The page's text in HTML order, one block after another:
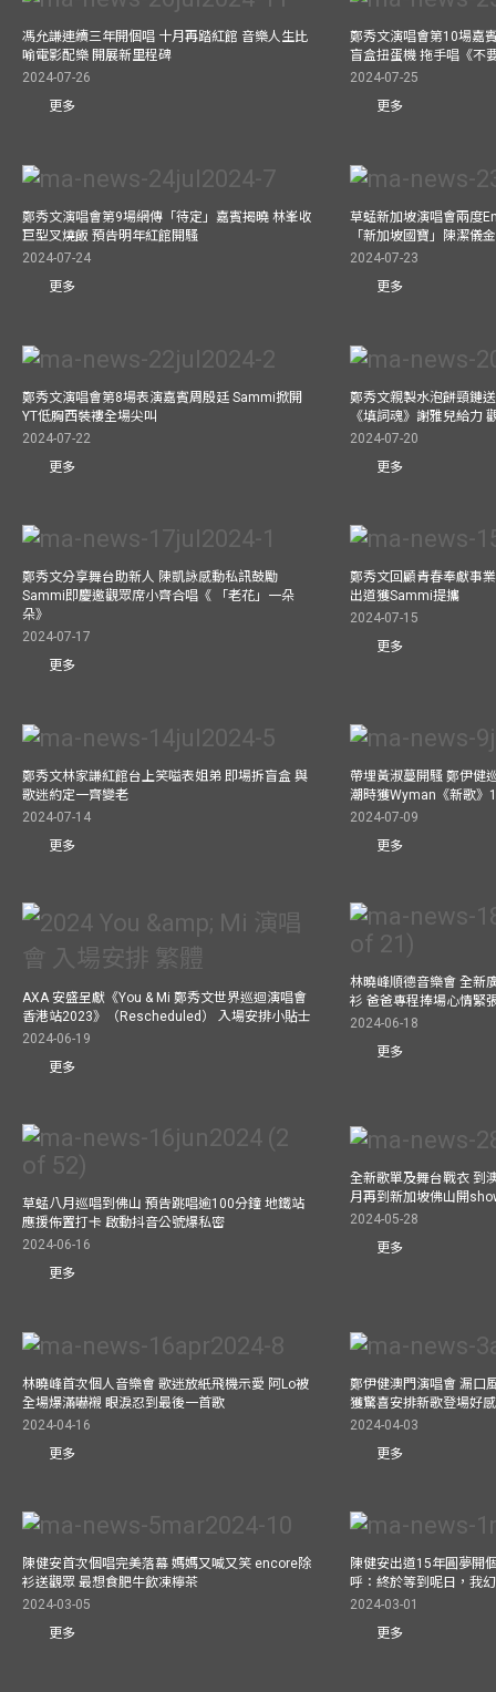
馮允謙連續三年開個唱 十月再踏紅館 音樂人生比
喻電影配樂 開展新里程碑
2024-07-26
更多
鄭秀文演唱會第10場嘉
盲盒扭蛋機 拖手唱《不
2024-07-25
更多
鄭秀文演唱會第9場網傳「待定」嘉賓揭曉 林峯收
巨型叉燒飯 預告明年紅館開騷
2024-07-24
更多
草蜢新加坡演唱會兩度
「新加坡國寶」陳潔儀
2024-07-23
更多
鄭秀文演唱會第8場表演嘉賓周殷廷 Sammi掀開
YT低胸西裝褸全場尖叫
2024-07-22
更多
鄭秀文親製水泡餅頸鏈
《填詞魂》謝雅兒給力
2024-07-20
更多
鄭秀文分享舞台助新人 陳凱詠感動私訊鼓勵
Sammi即慶邀觀眾席小齊合唱《 「老花」一朵
朵》
2024-07-17
更多
鄭秀文回顧青春奉獻事
出道獲Sammi提攜
2024-07-15
更多
鄭秀文林家謙紅館台上笑嗌表姐弟 即場拆盲盒 與
歌迷約定一齊變老
2024-07-14
更多
帶埋黃淑蔓開騷 鄭伊健
潮時獲Wyman《新歌》
2024-07-09
更多
AXA 安盛呈獻《You & Mi 鄭秀文世界巡迴演唱會
香港站2023》（Rescheduled） 入場安排小貼士
2024-06-19
更多
林曉峰順德音樂會 全新
衫 爸爸專程捧場心情緊
2024-06-18
更多
草蜢八月巡唱到佛山 預告跳唱逾100分鐘 地鐵站
應援佈置打卡 啟動抖音公號爆私密
2024-06-16
更多
全新歌單及舞台戰衣 到
月再到新加坡佛山開
2024-05-28
更多
林曉峰首次個人音樂會 歌迷放紙飛機示愛 阿Lo被
全場爆滿嚇襯 眼淚忍到最後一首歌
2024-04-16
更多
鄭伊健澳門演唱會 漏口
獲驚喜安排新歌登場好
2024-04-03
更多
陳健安首次個唱完美落幕 媽媽又喊又笑 encore除
衫送觀眾 最想食肥牛飲凍檸茶
2024-03-05
更多
陳健安出道15年圓夢開
呼：終於等到呢日，我
2024-03-01
更多